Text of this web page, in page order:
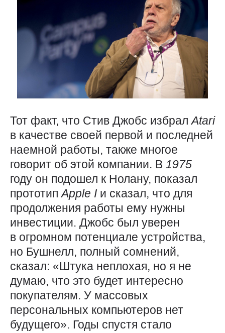
Тот факт, что Стив Джобс избралAtari
в качестве своей первой и последней
наемной работы, также многое
говорит об этой компании. В 1975
году он подошел к Нолану, показал
прототипApple I и сказал, что для
продолжения работы ему нужны
инвестиции. Джобс был уверен
в огромном потенциале устройства,
но Бушнелл, полный сомнений,
сказал: «Штука неплохая, но я не
думаю, что это будет интересно
покупателям. У массовых
персональных компьютеров нет
будущего». Годы спустя стало